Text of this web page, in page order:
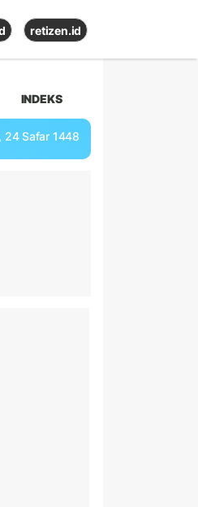
retizen.id
INDEKS
24 Safar 1448